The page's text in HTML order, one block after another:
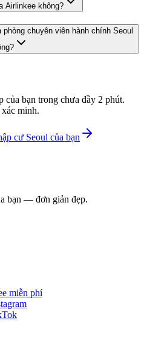
Airlinkee không?
chuyên viên hành chính Seoul
của bạn trong chưa đầy 2 phút.
minh.
cư Seoul của bạn
bạn — đơn giản đẹp.
miễn phí